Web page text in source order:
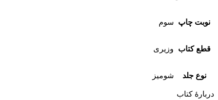
نوبت چاپ سوم
قطع کتاب وزیری
نوع جلد شومیز
دربارهٔ کتاب